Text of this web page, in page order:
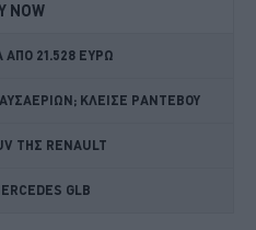
NOW
ΑΠΟ 21.528 ΕΥΡΩ
ΚΛΕΙΣΕ ΡΑΝΤΕΒΟΥ
ΤΗΣ RENAULT
GLB